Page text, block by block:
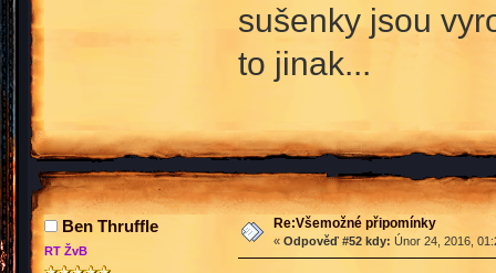
sušenky jsou
to jinak...
Ben Thruffle
RT ŽvB
Re:Všemožné připomínky
« Odpověď #52 kdy: Únor 24, 2016,